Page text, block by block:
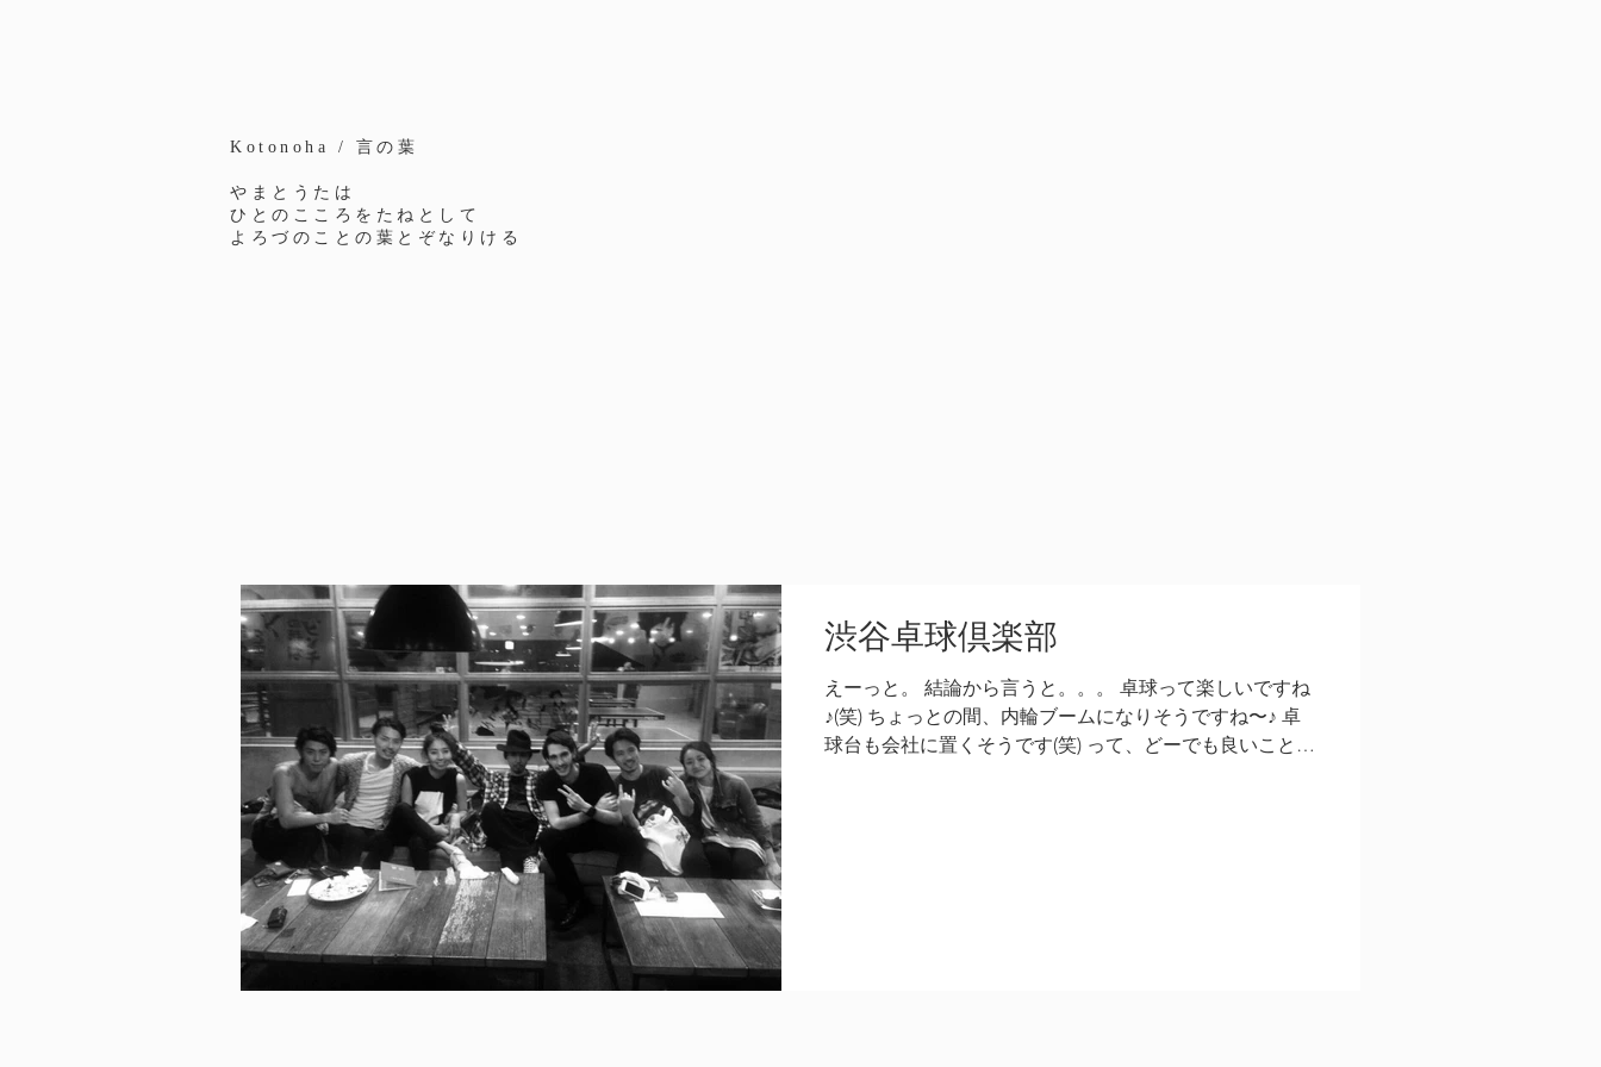
Kotonoha / 言の葉
やまとうたは
ひとのこころをたねとして
よろづのことの葉とぞなりける
渋谷卓球倶楽部
えーっと。 結論から言うと。。。 卓球って楽しいですね
♪(笑) ちょっとの間、内輪ブームになりそうですね〜♪ 卓
球台も会社に置くそうです(笑) って、どーでも良いことだ